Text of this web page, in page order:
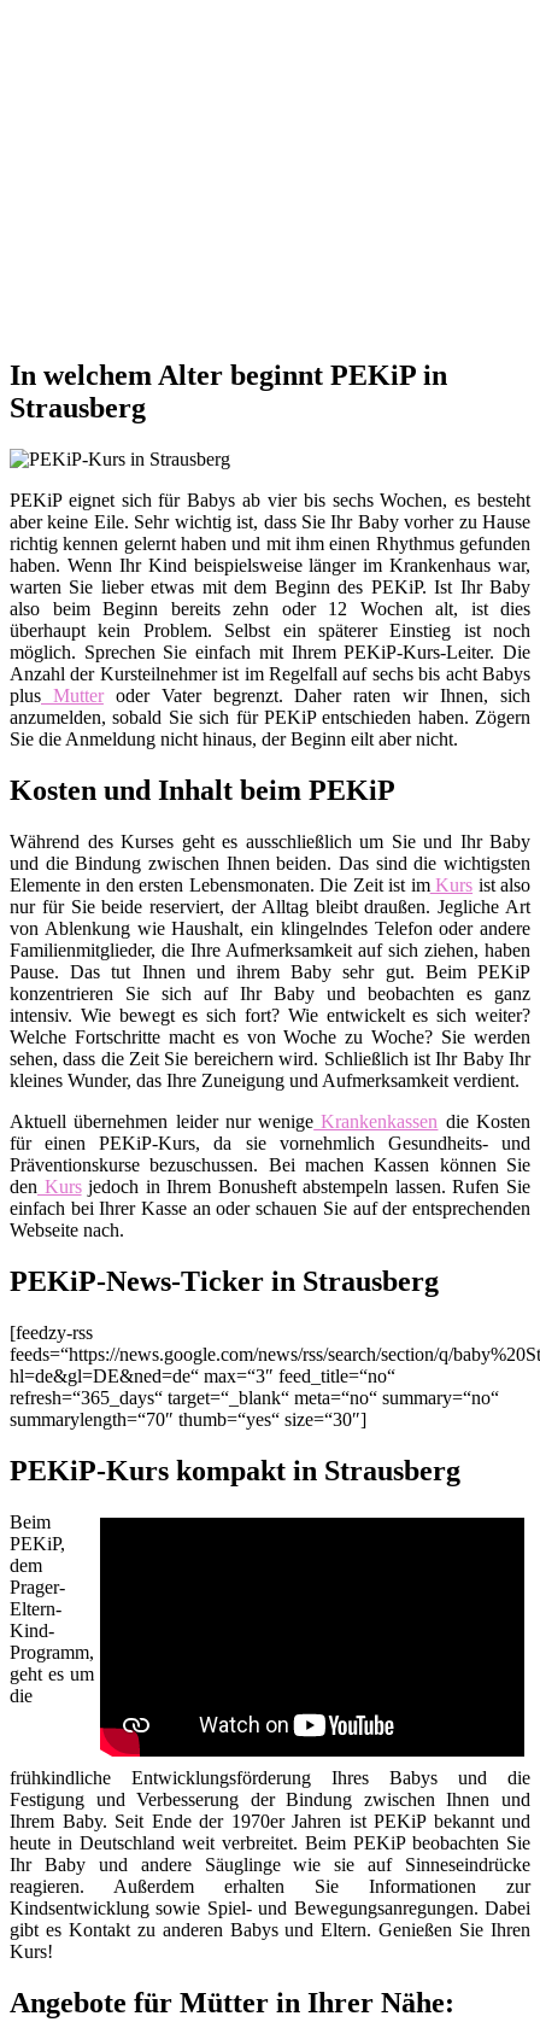
In welchem Alter beginnt PEKiP in
Strausberg
PEKiP eignet sich für Babys ab vier bis sechs Wochen, es besteht
aber keine Eile. Sehr wichtig ist, dass Sie Ihr Baby vorher zu Hause
richtig kennen gelernt haben und mit ihm einen Rhythmus gefunden
haben. Wenn Ihr Kind beispielsweise länger im Krankenhaus war,
warten Sie lieber etwas mit dem Beginn des PEKiP. Ist Ihr Baby
also beim Beginn bereits zehn oder 12 Wochen alt, ist dies
überhaupt kein Problem. Selbst ein späterer Einstieg ist noch
möglich. Sprechen Sie einfach mit Ihrem PEKiP-Kurs-Leiter. Die
Anzahl der Kursteilnehmer ist im Regelfall auf sechs bis acht Babys
plus Mutteroder Vater begrenzt. Daher raten wir Ihnen, sich
anzumelden, sobald Sie sich für PEKiP entschieden haben. Zögern
Sie die Anmeldung nicht hinaus, der Beginn eilt aber nicht.
Kosten und Inhalt beim PEKiP
Während des Kurses geht es ausschließlich um Sie und Ihr Baby
und die Bindung zwischen Ihnen beiden. Das sind die wichtigsten
Elemente in den ersten Lebensmonaten. Die Zeit ist imKurs ist also
nur für Sie beide reserviert, der Alltag bleibt draußen. Jegliche Art
von Ablenkung wie Haushalt, ein klingelndes Telefon oder andere
Familienmitglieder, die Ihre Aufmerksamkeit auf sich ziehen, haben
Pause. Das tut Ihnen und ihrem Baby sehr gut. Beim PEKiP
konzentrieren Sie sich auf Ihr Baby und beobachten es ganz
intensiv. Wie bewegt es sich fort? Wie entwickelt es sich weiter?
Welche Fortschritte macht es von Woche zu Woche? Sie werden
sehen, dass die Zeit Sie bereichern wird. Schließlich ist Ihr Baby Ihr
kleines Wunder, das Ihre Zuneigung und Aufmerksamkeit verdient.
Aktuell übernehmen leider nur wenige Krankenkassen die Kosten
für einen PEKiP-Kurs, da sie vornehmlich Gesundheits- und
Präventionskurse bezuschussen. Bei machen Kassen können Sie
den Kursjedoch in Ihrem Bonusheft abstempeln lassen. Rufen Sie
einfach bei Ihrer Kasse an oder schauen Sie auf der entsprechenden
Webseite nach.
PEKiP-News-Ticker in Strausberg
[feedzy-rss
feeds=“https://news.google.com/news/rss/search/section/q/
hl=de&gl=DE&ned=de“ max=“3″ feed_title=“no“
refresh=“365_days“ target=“_blank“ meta=“no“ summary=“no“
summarylength=“70″ thumb=“yes“ size=“30″]
PEKiP-Kurs kompakt in Strausberg
Beim
PEKiP,
dem
Prager-
Eltern-
Kind-
Programm,
geht es um
die
frühkindliche Entwicklungsförderung Ihres Babys und die
Festigung und Verbesserung der Bindung zwischen Ihnen und
Ihrem Baby. Seit Ende der 1970er Jahren ist PEKiP bekannt und
heute in Deutschland weit verbreitet. Beim PEKiP beobachten Sie
Ihr Baby und andere Säuglinge wie sie auf Sinneseindrücke
reagieren. Außerdem erhalten Sie Informationen zur
Kindsentwicklung sowie Spiel- und Bewegungsanregungen. Dabei
gibt es Kontakt zu anderen Babys und Eltern. Genießen Sie Ihren
Kurs!
Angebote für Mütter in Ihrer Nähe: